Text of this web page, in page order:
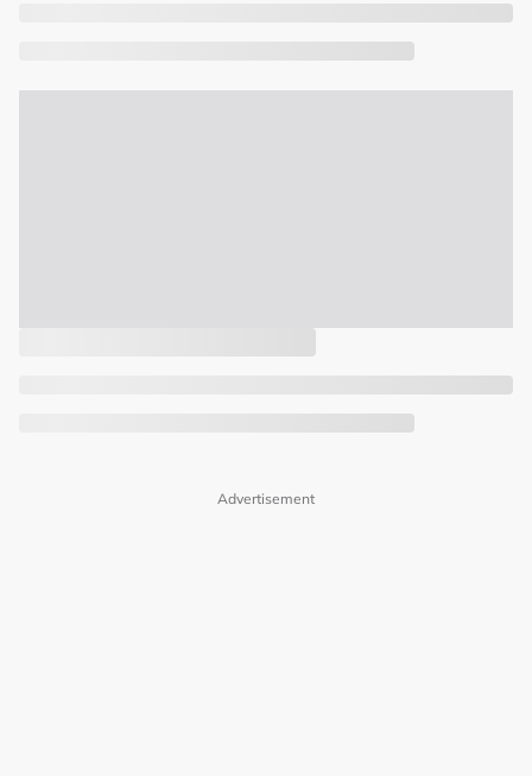
Advertisement